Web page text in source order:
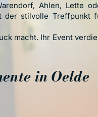
Ahlen, Lette
der stilvolle Treffpunkt
macht. Ihr Event
in Oelde